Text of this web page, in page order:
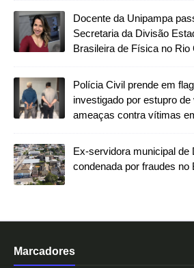
Docente da Unipampa
Secretaria da Divisão
Brasileira de Física no Rio
Polícia Civil prende em
investigado por estupro
ameaças contra vítimas
Ex-servidora municipal de
condenada por fraudes no
Marcadores